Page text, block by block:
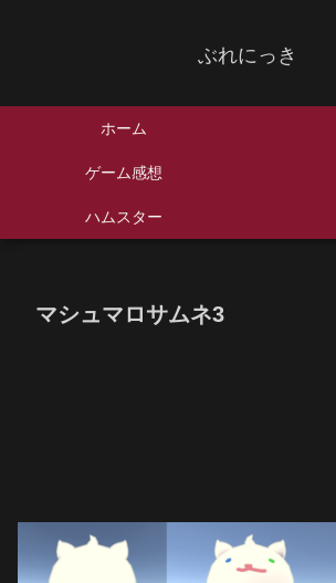
ぶれにっき
ホーム
ゲーム感想
ハムスター
マシュマロサムネ3